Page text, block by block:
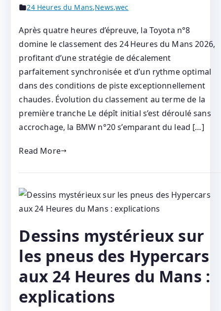
24 Heures du Mans,News,wec
Après quatre heures d’épreuve, la Toyota n°8
domine le classement des 24 Heures du Mans 2026,
profitant d’une stratégie de décalement
parfaitement synchronisée et d’un rythme optimal
dans des conditions de piste exceptionnellement
chaudes. Évolution du classement au terme de la
première tranche Le dépît initial s’est déroulé sans
accrochage, la BMW n°20 s’emparant du lead […]
Read More
Dessins mystérieux sur
les pneus des Hypercars
aux 24 Heures du Mans :
explications